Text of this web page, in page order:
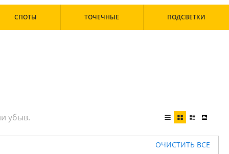
СПОТЫ ТОЧЕЧНЫЕ ПОДСВЕТКИ
ОЧИСТИТЬ ВСЕ